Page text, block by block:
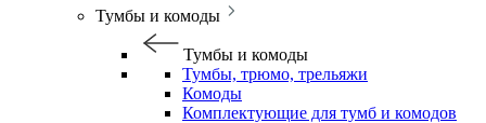
Тумбы и комоды
Тумбы и комоды
Тумбы, трюмо, трельяжи
Комоды
Комплектующие для тумб и комодов